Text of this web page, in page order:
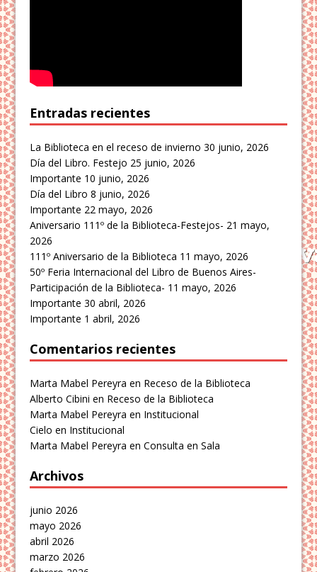
Entradas recientes
La Biblioteca en el receso de invierno 30 junio, 2026
Día del Libro. Festejo 25 junio, 2026
Importante 10 junio, 2026
Día del Libro 8 junio, 2026
Importante 22 mayo, 2026
Aniversario 111º de la Biblioteca-Festejos- 21 mayo,
2026
111º Aniversario de la Biblioteca 11 mayo, 2026
50º Feria Internacional del Libro de Buenos Aires-
Participación de la Biblioteca- 11 mayo, 2026
Importante 30 abril, 2026
Importante 1 abril, 2026
Comentarios recientes
Marta Mabel Pereyra en Receso de la Biblioteca
Alberto Cibini en Receso de la Biblioteca
Marta Mabel Pereyra en Institucional
Cielo en Institucional
Marta Mabel Pereyra enConsulta en Sala
Archivos
junio 2026
mayo 2026
abril 2026
marzo 2026